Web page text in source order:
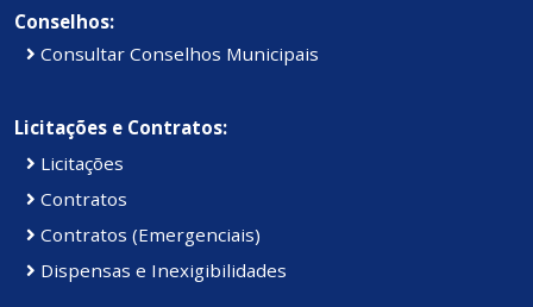
Conselhos:
Consultar Conselhos Municipais
Licitações e Contratos:
Licitações
Contratos
Contratos (Emergenciais)
Dispensas e Inexigibilidades